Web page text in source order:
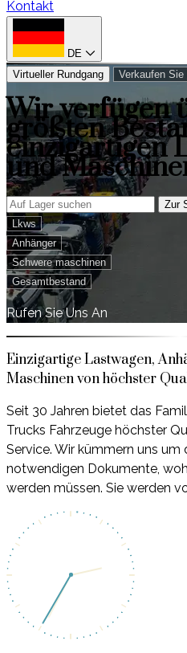
Kontakt
DE
Virtueller Rundgang
Verkaufen
Wir verfügen
größten
einzigartigen
und
Zur
Lkws
Anhänger
Schwere maschinen
Gesamtbestand
Rufen Sie Uns An
Einzigartige Lastwagen,
Maschinen von höchster
Seit 30 Jahren bietet das
Trucks Fahrzeuge höchster
Service. Wir kümmern uns
notwendigen Dokumente,
werden müssen. Sie werden